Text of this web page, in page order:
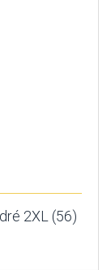
2XL (56)